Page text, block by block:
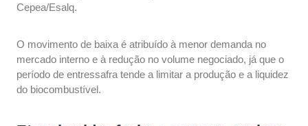
Cepea/Esalq.
O movimento de baixa é atribuído à menor demanda no
mercado interno e à redução no volume negociado, já que o
período de entressafra tende a limitar a produção e a liquidez
do biocombustível.